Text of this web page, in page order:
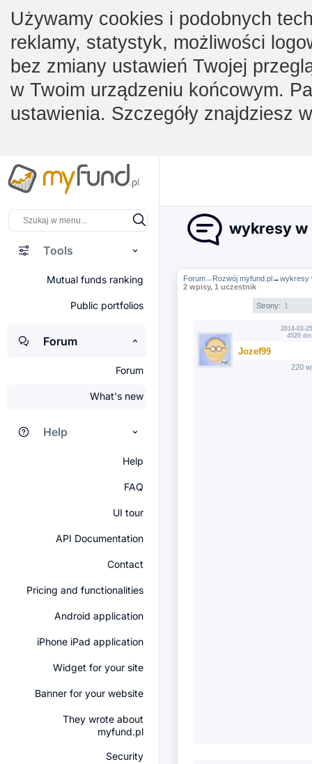
Używamy cookies i podobnych
reklamy, statystyk, możliwości
bez zmiany ustawień Twojej
w Twoim urządzeniu końcowym.
ustawienia. Szczegóły znajdziesz
Tools
Mutual funds ranking
Public portfolios
Forum
Forum
What's new
Help
Help
FAQ
UI tour
API Documentation
Contact
Pricing and functionalities
Android application
iPhone iPad application
Widget for your site
Banner for your website
They wrote about
myfund.pl
Security
wykresy w
Forum→ Rozwój myfund.pl→wykresy
2 wpisy, 1 uczestnik
Strony: 1
2014-03-
4520
Jozef99
220